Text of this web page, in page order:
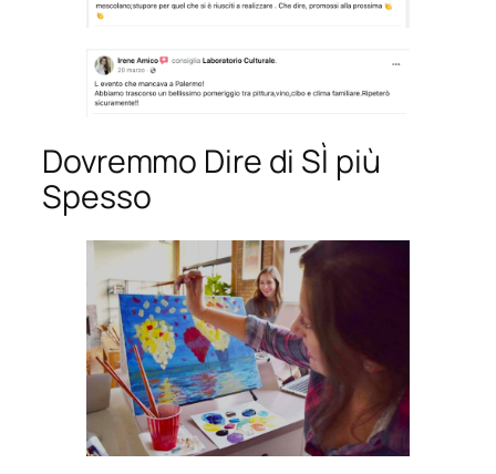
Dovremmo Dire di SÌ più
Spesso